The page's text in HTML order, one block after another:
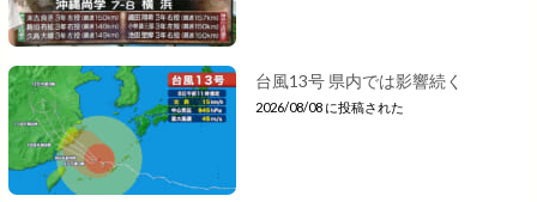
台風13号 県内では影響続く
2026/08/08 に投稿された